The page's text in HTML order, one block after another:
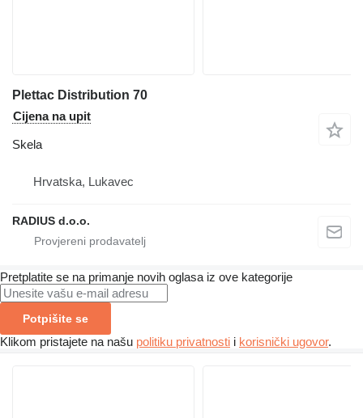
Plettac Distribution 70
Cijena na upit
Skela
Hrvatska, Lukavec
RADIUS d.o.o.
Pretplatite se na primanje novih oglasa iz ove kategorije
Potpišite se
Klikom pristajete na našu politiku privatnosti i korisnički ugovor.